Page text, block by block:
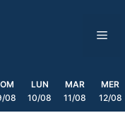
08
LUN
10/08
MAR
11/08
MER
12/08